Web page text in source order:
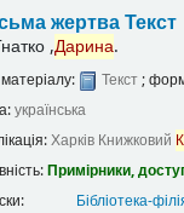
жертваТекст
,Дарина.
Текст;
українська
Харків Книжковий
Примірники,
Бібліотека-